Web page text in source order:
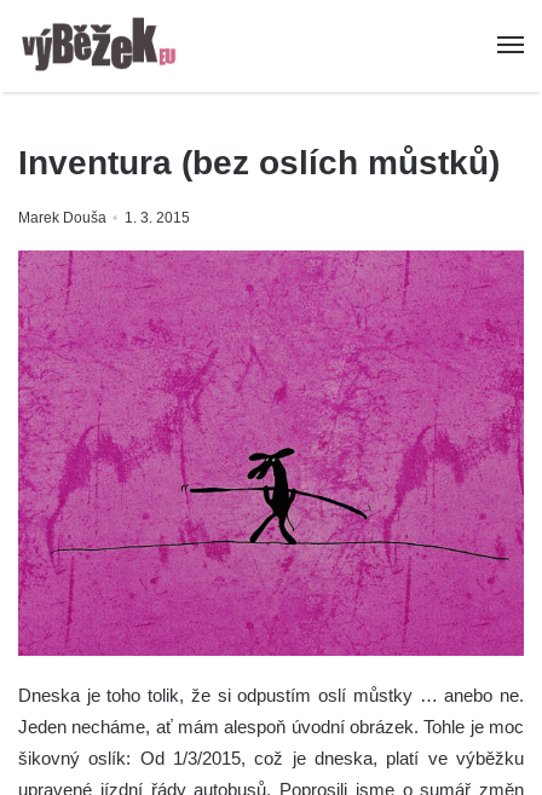
Inventura (bez oslích můstků)
Marek Douša 1. 3. 2015
Dneska je toho tolik, že si odpustím oslí můstky … anebo ne.
Jeden necháme, ať mám alespoň úvodní obrázek. Tohle je moc
šikovný oslík: Od 1/3/2015, což je dneska, platí ve výběžku
upravené jízdní řády autobusů. Poprosili jsme o sumář změn